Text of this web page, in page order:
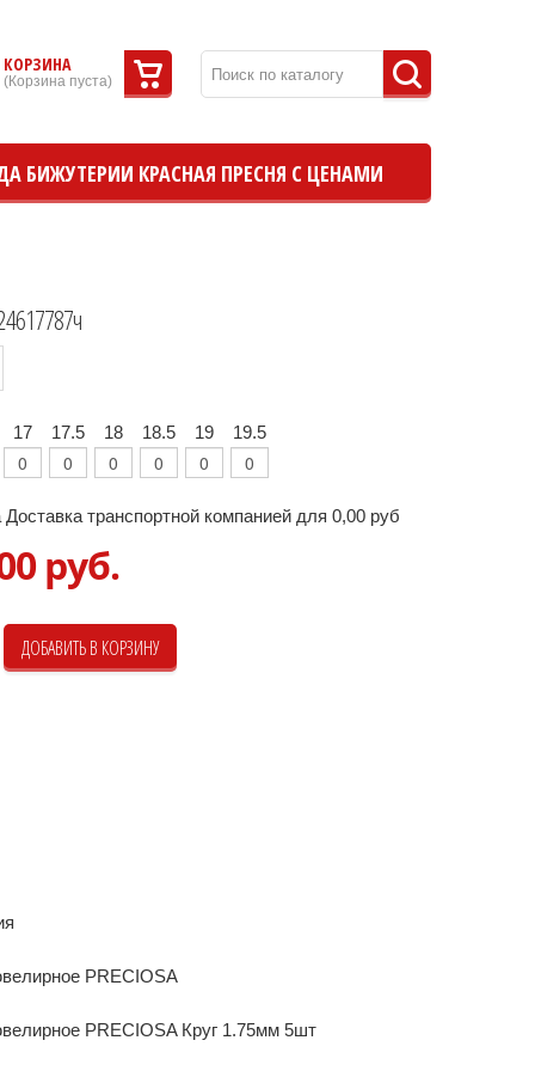
КОРЗИНА
(Корзина пуста)
БИЖУТЕРИИ КРАСНАЯ ПРЕСНЯ С ЦЕНАМИ
17 17.5 18 18.5 19 19.5
Доставка транспортной компанией для 0,00 руб
руб.
PRECIOSA
PRECIOSA Круг 1.75мм 5шт